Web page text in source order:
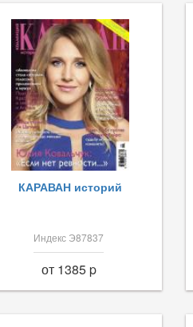
КАРАВАН историй
Индекс Э87837
от 1385 p